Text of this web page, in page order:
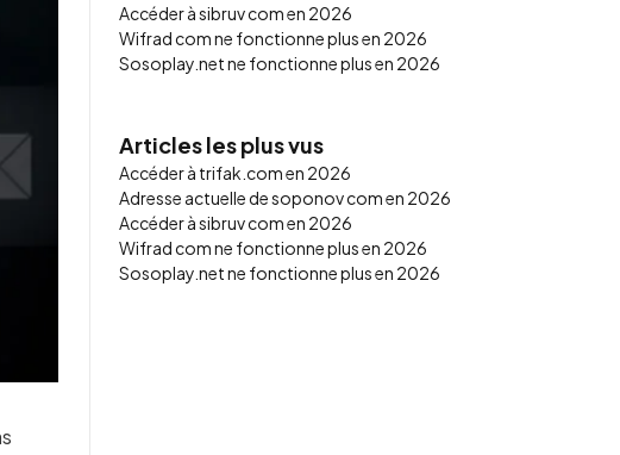
Accéder à sibruv com en 2026
Wifrad com ne fonctionne plus en 2026
Sosoplay.net ne fonctionne plus en 2026
Articles les plus vus
Accéder à trifak.com en 2026
Adresse actuelle de soponov com en 2026
Accéder à sibruv com en 2026
Wifrad com ne fonctionne plus en 2026
Sosoplay.net ne fonctionne plus en 2026